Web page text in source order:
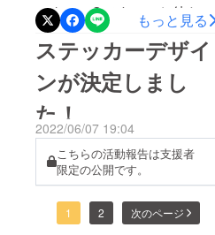
スタッフSです！！お待たせ
しました！！我らがヴァイ
ラスキングの動画が！！届
きましたー！！短いですが
楽しんで頂けたら幸いで
す！それではまた次回！！
もっと見る
ステッカーデザイ
ンが決定しまし
た！
2022/06/07 19:04
こちらの活動報告は支援者
限定の公開です。
1 2 次のページ